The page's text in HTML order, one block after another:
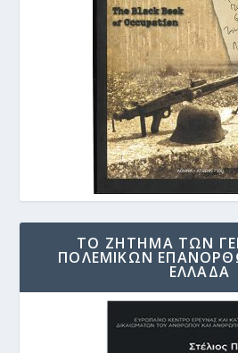
ΤΟ ΖΗΤΗΜΑ ΤΩΝ
ΠΟΛΕΜΙΚΩΝ
ΕΛΛΑΔΑ